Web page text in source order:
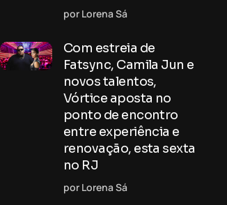
por Lorena Sá
Com estreia de
Fatsync, Camila Jun e
novos talentos,
Vórtice aposta no
ponto de encontro
entre experiência e
renovação, esta sexta
no RJ
por Lorena Sá